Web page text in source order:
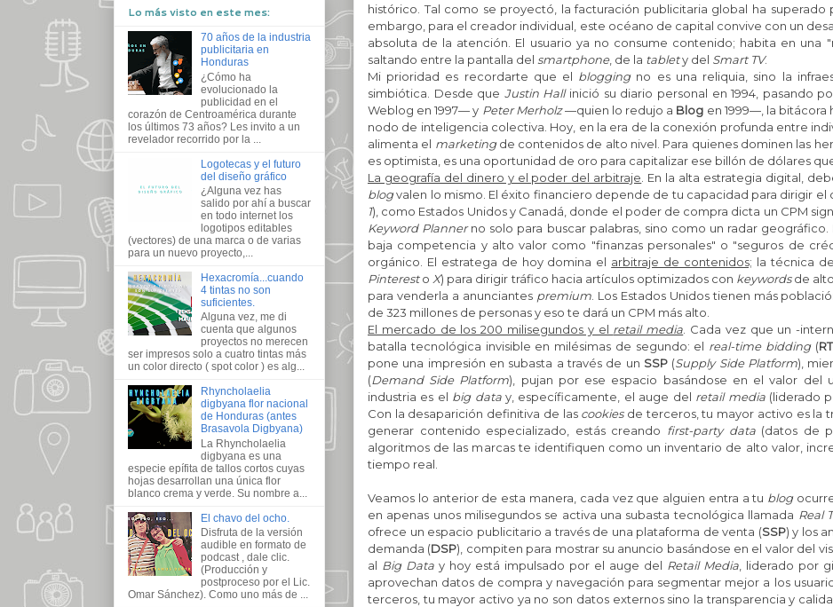
histórico. Tal como se proyectó, la facturación publicitaria global ha
embargo, para el creador individual, este océano de capital convive con un
absoluta de la atención. El usuario ya no consume contenido; habita en una
saltando entre la pantalla del smartphone, de la tablety del Smart TV.
Mi prioridad es recordarte que el bloggingno es una reliquia, sino la
simbiótica. Desde que Justin Hallinició su diario personal en 1994, pasando
Weblog en 1997— y Peter Merholz—quien lo redujo a Blog en 1999—, la bitácora
nodo de inteligencia colectiva. Hoy, en la era de la conexión profunda entre
alimenta el marketingde contenidos de alto nivel. Para quienes dominen las
es optimista, es una oportunidad de oro para capitalizar ese billón de dólares
La geografía del dinero y el poder del arbitraje En la alta estrategia digital,
blogvalen lo mismo. El éxito financiero depende de tu capacidad para dirigir el
1), como Estados Unidos y Canadá, donde el poder de compra dicta un CPM
Keyword Plannerno solo para buscar palabras, sino como un radar
baja competencia y alto valor como "finanzas personales" o "seguros de
orgánico. El estratega de hoy domina el arbitraje de contenidos; la técnica
Pinteresto X) para dirigir tráfico hacia artículos optimizados con keywordsde
para venderla a anunciantes premium. Los Estados Unidos tienen más
de 323 millones de personas y eso te dará un CPM más alto.
El mercado de los 200 milisegundos y el retail media Cada vez que un -
batalla tecnológica invisible en milésimas de segundo: el real-time bidding(
pone una impresión en subasta a través de un SSP (Supply Side Platform),
(Demand Side Platform), pujan por ese espacio basándose en el valor del
industria es el big datay, específicamente, el auge del retail media(liderado
Con la desaparición definitiva de las cookiesde terceros, tu mayor activo es la
generar contenido especializado, estás creando first-party data(datos de
algoritmos de las marcas te identifiquen como un inventario de alto valor,
tiempo real.
Veamos lo anterior de esta manera, cada vez que alguien entra a tu blog
en apenas unos milisegundos se activa una subasta tecnológica llamada Real
ofrece un espacio publicitario a través de una plataforma de venta (SSP) y los
demanda (DSP), compiten para mostrar su anuncio basándose en el valor del
al Big Data y hoy está impulsado por el auge del Retail Media , liderado por
aprovechan datos de compra y navegación para segmentar mejor a los
terceros, tu mayor activo ya no son datos externos sino la transparencia y
Lo más visto en este mes:
70 años de la industria
publicitaria en
Honduras
¿Cómo ha
evolucionado la
publicidad en el
corazón de Centroamérica durante
los últimos 73 años? Les invito a un
revelador recorrido por la ...
Logotecas y el futuro
del diseño gráfico
¿Alguna vez has
salido por ahí a buscar
en todo internet los
logotipos editables
(vectores) de una marca o de varias
para un nuevo proyecto,...
Hexacromía...cuando
4 tintas no son
suficientes.
Alguna vez, me di
cuenta que algunos
proyectos no merecen
ser impresos solo a cuatro tintas más
un color directo ( spot color ) es alg...
Rhyncholaelia
digbyana flor nacional
de Honduras (antes
Brasavola Digbyana)
La Rhyncholaelia
digbyana es una
especie epífita de tallos cortos cuyas
hojas desarrollan una única flor
blanco crema y verde. Su nombre a...
El chavo del ocho.
Disfruta de la versión
audible en formato de
podcast , dale clic.
(Producción y
postproceso por el Lic.
Omar Sánchez). Como uno más de ...